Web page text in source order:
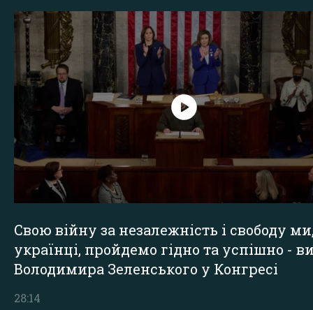
Свою війну за незалежність і свободу
українці, пройдемо гідно та успішно -
Володимира Зеленського у Конгресі
28:14